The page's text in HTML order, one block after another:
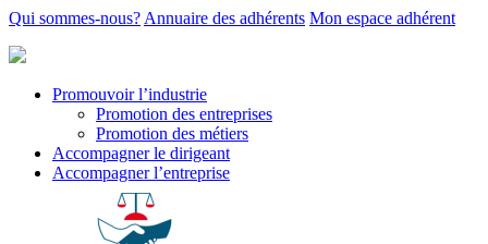
Qui sommes-nous? Annuaire des adhérents Mon espace adhérent
Promouvoir l’industrie
Promotion des entreprises
Promotion des métiers
Accompagner le dirigeant
Accompagner l’entreprise